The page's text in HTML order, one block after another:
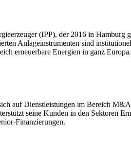
(IPP), der 2016 in
Anlageinstrumenten sind
erneuerbare Energien in ganz
auf Dienstleistungen im Bereich
seine Kunden in den Sektoren
Finanzierungen.